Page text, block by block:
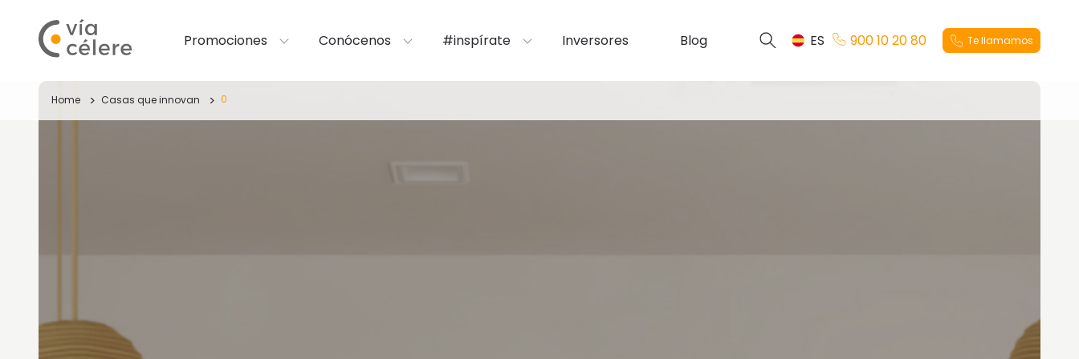
Promociones Conócenos #inspírate Inversores Blog ES 900 10 20 80 Te llamamos
Home Casas que innovan 0